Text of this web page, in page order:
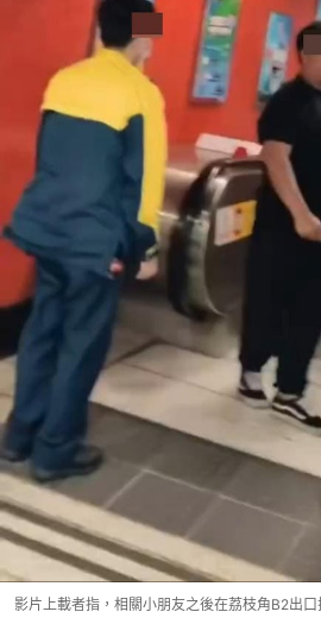
影片上載者指，相關小朋友之後在荔枝角B2出